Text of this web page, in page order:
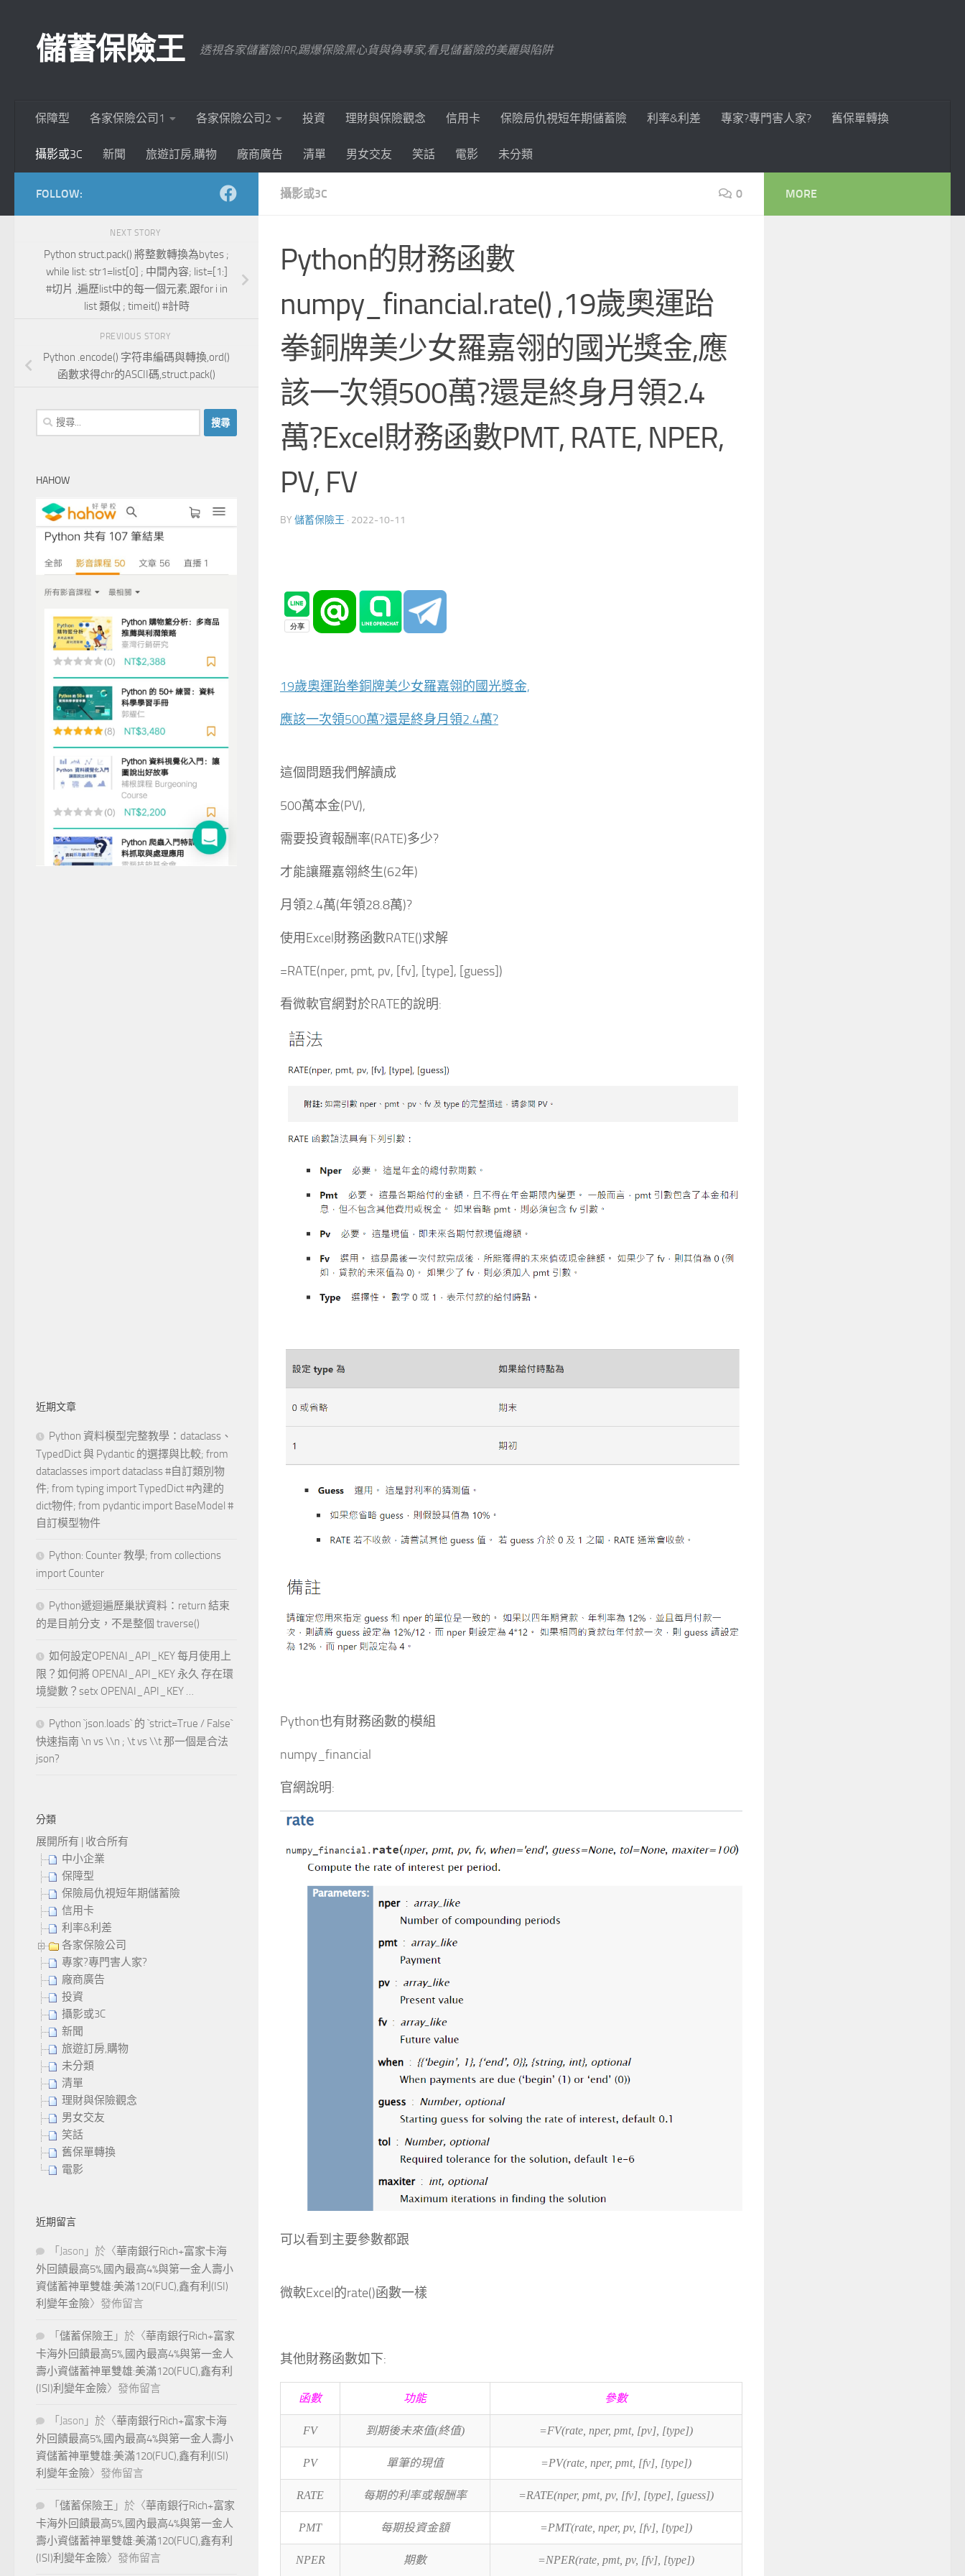
儲蓄保險王 透視各家儲蓄險IRR,踢爆保險黑心貨與偽專家,看見儲蓄險的美麗與陷阱
保障型 各家保險公司1 各家保險公司2 投資 理財與保險觀念 信用卡 保險局仇視短年期儲蓄險 利率&利差 專家?專門害人家? 舊保單轉換
攝影或3C 新聞 旅遊訂房,購物 廠商廣告 清單 男女交友 笑話 電影 未分類
攝影或3C 0
Python的財務函數
numpy_financial.rate() ,19歲奧運跆
拳銅牌美少女羅嘉翎的國光獎金,應
該一次領500萬?還是終身月領2.4
萬?Excel財務函數PMT, RATE, NPER,
PV, FV
BY 儲蓄保險王 · 2022-10-11
19歲奧運跆拳銅牌美少女羅嘉翎的國光獎金,
應該一次領500萬?還是終身月領2.4萬?
這個問題我們解讀成
500萬本金(PV),
需要投資報酬率(RATE)多少?
才能讓羅嘉翎終生(62年)
月領2.4萬(年領28.8萬)?
使用Excel財務函數RATE()求解
=RATE(nper, pmt, pv, [fv], [type], [guess])
看微軟官網對於RATE的說明:
Python也有財務函數的模組
numpy_financial
官網說明:
可以看到主要參數都跟
微軟Excel的rate()函數一樣
其他財務函數如下:
函數 功能 參數
FV 到期後未來值(終值) =FV(rate, nper, pmt, [pv], [type])
PV 單筆的現值 =PV(rate, nper, pmt, [fv], [type])
RATE 每期的利率或報酬率 =RATE(nper, pmt, pv, [fv], [type], [guess])
PMT 每期投資金額 =PMT(rate, nper, pv, [fv], [type])
NPER 期數 =NPER(rate, pmt, pv, [fv], [type])
FOLLOW:
NEXT STORY
Python struct.pack() 將整數轉換為bytes ;
while list: str1=list[0] ; 中間內容; list=[1:]
#切片 ,遍歷list中的每一個元素,跟for i in
list 類似 ; timeit() #計時
PREVIOUS STORY
Python .encode() 字符串編碼與轉換,ord()
函數求得chr的ASCII碼,struct.pack()
搜
尋
字:
HAHOW
近期文章
Python 資料模型完整教學：dataclass、
TypedDict 與 Pydantic 的選擇與比較; from
dataclasses import dataclass #自訂類別物
件; from typing import TypedDict #內建的
dict物件; from pydantic import BaseModel #
自訂模型物件
Python: Counter 教學; from collections
import Counter
Python遞迴遍歷巢狀資料：return 結束
的是目前分支，不是整個 traverse()
如何設定OPENAI_API_KEY 每月使用上
限？如何將 OPENAI_API_KEY 永久 存在環
境變數？setx OPENAI_API_KEY …
Python `json.loads` 的 `strict=True / False`
快速指南 \n vs \\n ; \t vs \\t 那一個是合法
json?
分類
展開所有 | 收合所有
中小企業
保障型
保險局仇視短年期儲蓄險
信用卡
利率&利差
各家保險公司
專家?專門害人家?
廠商廣告
投資
攝影或3C
新聞
旅遊訂房,購物
未分類
清單
理財與保險觀念
男女交友
笑話
舊保單轉換
電影
近期留言
「 Jason 」於〈華南銀行Rich+富家卡海
外回饋最高5%,國內最高4%與第一金人壽小
資儲蓄神單雙雄:美滿120(FUC),鑫有利(ISI)
利變年金險〉發佈留言
「 儲蓄保險王 」於〈華南銀行Rich+富家
卡海外回饋最高5%,國內最高4%與第一金人
壽小資儲蓄神單雙雄:美滿120(FUC),鑫有利
(ISI)利變年金險〉發佈留言
「 Jason 」於〈華南銀行Rich+富家卡海
外回饋最高5%,國內最高4%與第一金人壽小
資儲蓄神單雙雄:美滿120(FUC),鑫有利(ISI)
利變年金險〉發佈留言
「 儲蓄保險王 」於〈華南銀行Rich+富家
卡海外回饋最高5%,國內最高4%與第一金人
壽小資儲蓄神單雙雄:美滿120(FUC),鑫有利
(ISI)利變年金險〉發佈留言
MORE